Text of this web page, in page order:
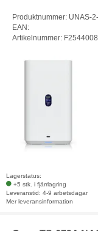
Produktnummer: UNAS-
EAN:
Artikelnummer:
Lagerstatus:
+5 stk. i fjärrlagring
Leveranstid: 4-9 arbetsdagar
Mer leveransinformation